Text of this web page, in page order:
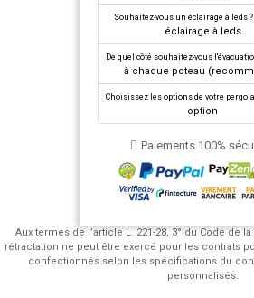
Souhaitez-vous un éclairage à leds ?
éclairage à leds
De quel côté souhaitez-vous
à chaque poteau
Choisissez les options de votre
option
Paiements 100%
Aux termes de l’article L. 221-28, 3° du Code de
rétractation ne peut être exercé pour les contrats
confectionnés selon les spécifications du
personnalisés.